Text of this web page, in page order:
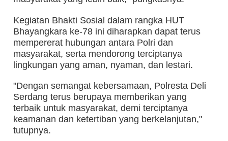
Kegiatan Bhakti Sosial dalam rangka HUT
Bhayangkara ke-78 ini diharapkan dapat terus
mempererat hubungan antara Polri dan
masyarakat, serta mendorong terciptanya
lingkungan yang aman, nyaman, dan lestari.
"Dengan semangat kebersamaan, Polresta Deli
Serdang terus berupaya memberikan yang
terbaik untuk masyarakat, demi terciptanya
keamanan dan ketertiban yang berkelanjutan,"
tutupnya.